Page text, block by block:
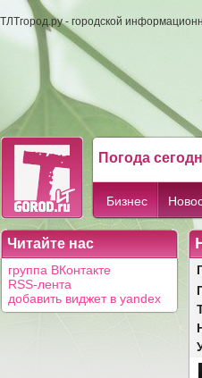
ТЛТгород.ру - городской
Погода
Бизнес
Читайте нас
группа ВКонтакте
RSS-лента
добавить виджет в yandex